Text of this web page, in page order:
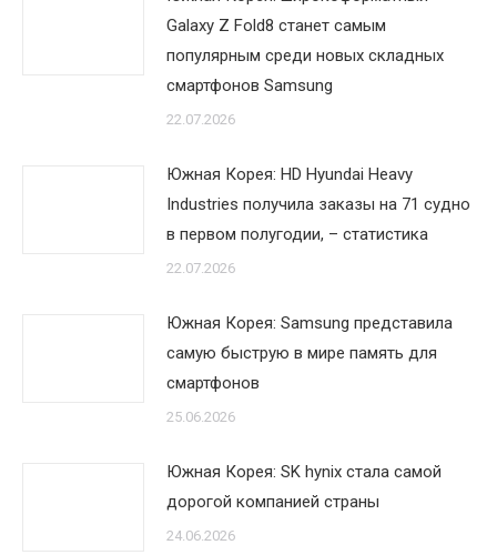
Galaxy Z Fold8 станет самым
популярным среди новых складных
смартфонов Samsung
22.07.2026
Южная Корея: HD Hyundai Heavy
Industries получила заказы на 71 судно
в первом полугодии, – статистика
22.07.2026
Южная Корея: Samsung представила
самую быструю в мире память для
смартфонов
25.06.2026
Южная Корея: SK hynix стала самой
дорогой компанией страны
24.06.2026